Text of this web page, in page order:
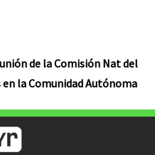
de la Comisión Nat del
la Comunidad Autónoma